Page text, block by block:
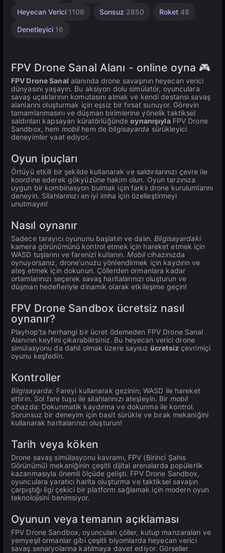
Heyecan Verici 1106 Sonsuz 2850 Roket 48
Denetleyici 16
4112
3574
3177
FPV Drone Sanal Alanı - online oyna 🎮
FPV Drone Sanal alanında drone savaşının heyecan verici
dünyasını yaşayın. Bu aksiyon dolu simülatör, oyunculara
savaş uçaklarının komutasını almak ve kendi destansı savaş
alanlarını oluşturmak için eşsiz bir fırsat sunuyor. Görevin
tamamlanmasını ve düşman birimlerine yönelik taktiksel
saldırıları kapsayan küratörlüğündeoynanışıylaFPV Drone
Sandbox, hem mobilhem de bilgisayarda sürükleyici
deneyimler vaat ediyor.
Oyun ipuçları
Örtüyü etkili bir şekilde kullanarak ve saldırılarınızı çevre ile
koordine ederek gökyüzüne hakim olun. Oyun tarzınıza
uygun bir kombinasyon bulmak için farklı drone kurulumlarını
deneyin. Silahlarınızı en iyi imha için özelleştirmeyi
unutmayın!
Nasıl oynanır
Sadece tarayıcı oyununu başlatın ve dalın. Bilgisayardaki
kamera görünümünü kontrol etmek için hareket etmek için
WASD tuşlarını ve farenizi kullanın. Mobilcihazınızda
oynuyorsanız, drone'unuzu yönlendirmek için kaydırın ve
ateş etmek için dokunun. Çöllerden ormanlara kadar
ortamlarınızı seçerek savaş haritalarınızı oluşturun ve
düşman hedefleriyle dinamik olarak etkileşime geçin!
FPV Drone Sandbox ücretsiz nasıl
oynanır?
Playhop'ta herhangi bir ücret ödemeden FPV Drone Sanal
Alanının keyfini çıkarabilirsiniz. Bu heyecan verici drone
simülasyonu da dahil olmak üzere sayısız ücretsiz çevrimiçi
oyunu keşfedin.
Kontroller
Bilgisayarda: Fareyi kullanarak gezinin; WASD ile hareket
ettirin. Sol fare tuşu ile silahlarınızı ateşleyin. Bir mobil
cihazda: Dokunmatik kaydırma ve dokunma ile kontrol.
Sorunsuz bir deneyim için basit sürükle ve bırak mekaniğini
kullanarak haritalarınızı oluşturun!
Tarih veya köken
Drone savaş simülasyonu kavramı, FPV (Birinci Şahıs
Görünümü) mekaniğinin çeşitli dijital arenalarda popülerlik
kazanmasıyla önemli ölçüde gelişti. FPV Drone Sandbox,
oyunculara yaratıcı harita oluşturma ve taktiksel savaşın
çarpıştığı ilgi çekici bir platform sağlamak için modern oyun
teknolojisini benimsiyor.
Oyunun veya temanın açıklaması
FPV Drone Sandbox, oyuncuları çöller, kutup manzaraları ve
yemyeşil ormanlar gibi çeşitli biyomlarda heyecan verici
savaş senaryolarına katılmaya davet ediyor. Görseller